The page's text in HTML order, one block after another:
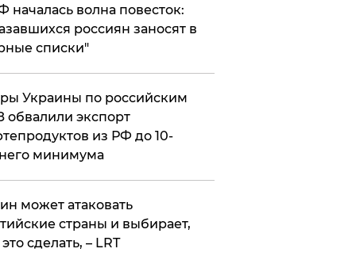
началась волна повесток:
россиян заносят в
списки"
Украины по российским
обвалили экспорт
из РФ до 10-
минимума
может атаковать
страны и выбирает,
сделать, – LRT